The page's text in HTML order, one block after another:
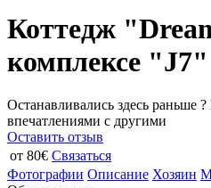
Коттедж
комплексе
Останавливались здесь раньше
впечатлениями с другими
Оставить отзыв
от 80€ Связаться
Фотографии Описание Хозяин